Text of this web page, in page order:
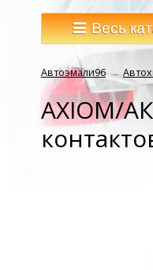
Весь
Автоэмали96 →
AXIOM/